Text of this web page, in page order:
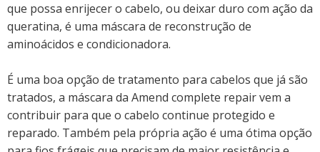
que possa enrijecer o cabelo, ou deixar duro com ação da
queratina, é uma máscara de reconstrução de
aminoácidos e condicionadora.
É uma boa opção de tratamento para cabelos que já são
tratados, a máscara da Amend complete repair vem a
contribuir para que o cabelo continue protegido e
reparado. Também pela própria ação é uma ótima opção